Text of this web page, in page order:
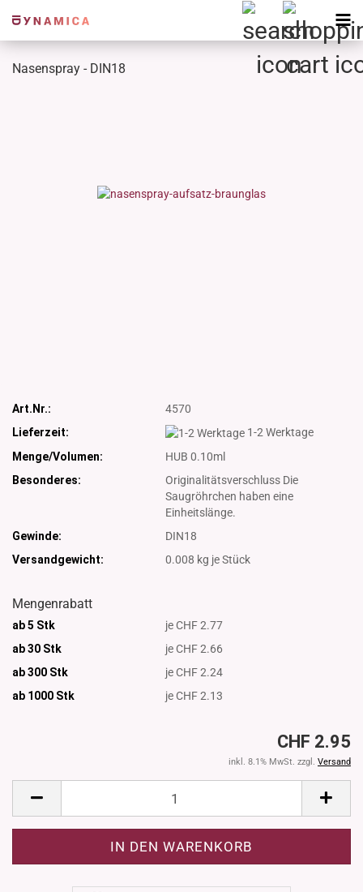
Nasenspray - DIN18
Art.Nr.:
4570
Lieferzeit:
1-2 Werktage
Menge/Volumen:
HUB 0.10ml
Besonderes:
Originalitätsverschluss Die
Saugröhrchen haben eine
Einheitslänge.
Gewinde:
DIN18
Versandgewicht:
0.008 kg je Stück
Mengenrabatt
ab 5 Stk
je CHF 2.77
ab 30 Stk
je CHF 2.66
ab 300 Stk
je CHF 2.24
ab 1000 Stk je CHF 2.13
CHF 2.95
inkl. 8.1% MwSt. zzgl. Versand